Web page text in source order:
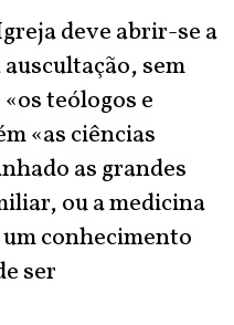
deve abrir-se a
sem
teólogos e
«as ciências
as grandes
ou a medicina
conhecimento
ser